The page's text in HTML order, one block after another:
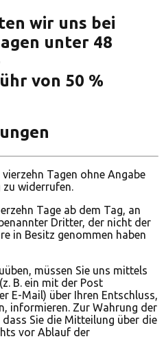
wir uns bei
unter 48
von 50 %
Tagen ohne Angabe
zu widerrufen.
Tage ab dem Tag, an
Dritter, der nicht der
in Besitz genommen haben
müssen Sie uns mittels
B. ein mit der Post
E-Mail) über Ihren Entschluss,
informieren. Zur Wahrung der
Sie die Mitteilung über die
vor Ablauf der